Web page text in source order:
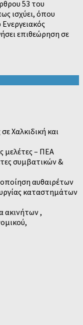
53 του
ισχύει, όπου
επιθεώρηση σε
Χαλκιδική και
μελέτες – ΠΕΑ
συμβατικών &
αυθαιρέτων
καταστημάτων
ακινήτων ,